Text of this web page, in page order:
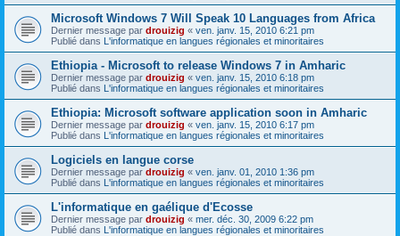
Microsoft Windows 7 Will Speak 10 Languages from Africa
Dernier message par drouizig « ven. janv. 15, 2010 6:21 pm
Publié dans L'informatique en langues régionales et minoritaires
Ethiopia - Microsoft to release Windows 7 in Amharic
Dernier message par drouizig « ven. janv. 15, 2010 6:18 pm
Publié dans L'informatique en langues régionales et minoritaires
Ethiopia: Microsoft software application soon in Amharic
Dernier message par drouizig « ven. janv. 15, 2010 6:17 pm
Publié dans L'informatique en langues régionales et minoritaires
Logiciels en langue corse
Dernier message par drouizig « ven. janv. 01, 2010 1:36 pm
Publié dans L'informatique en langues régionales et minoritaires
L'informatique en gaélique d'Ecosse
Dernier message par drouizig « mer. déc. 30, 2009 6:22 pm
Publié dans L'informatique en langues régionales et minoritaires